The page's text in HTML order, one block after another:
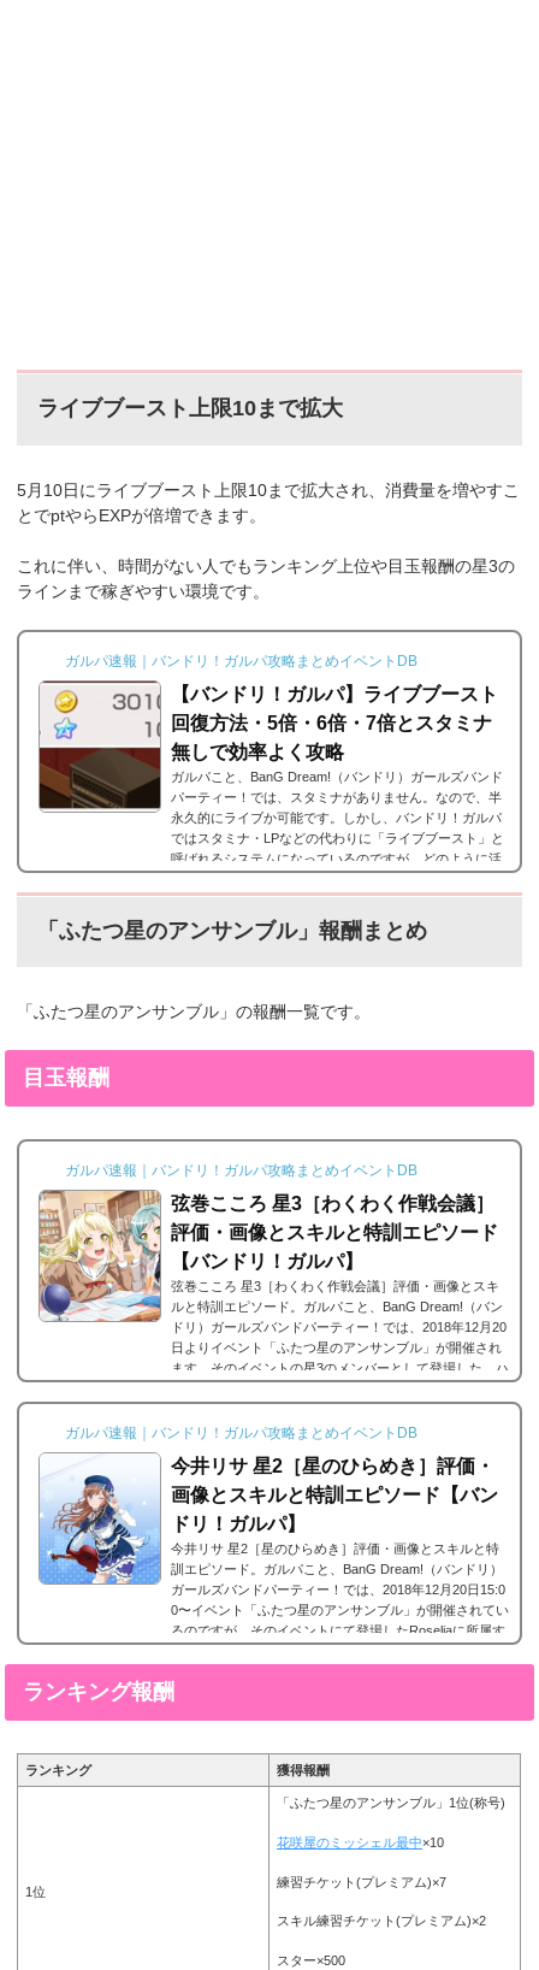
ライブブースト上限10まで拡大
5月10日にライブブースト上限10まで拡大され、消費量を増やすこ
とでptやらEXPが倍増できます。
これに伴い、時間がない人でもランキング上位や目玉報酬の星3の
ラインまで稼ぎやすい環境です。
ガルパ速報｜バンドリ！ガルパ攻略まとめイベントDB
【バンドリ！ガルパ】ライブブースト
回復方法・5倍・6倍・7倍とスタミナ
無しで効率よく攻略
ガルパこと、BanG Dream!（バンドリ）ガールズバンド
パーティー！では、スタミナがありません。なので、半
永久的にライブか可能です。しかし、バンドリ！ガルパ
ではスタミナ・LPなどの代わりに「ライブブースト」と
呼ばれるシステムになっているのですが、どのように活
ストについての解説とスタミナがないシステムをどのよ
うに活躍していけばいいのかをまとめました。※5月9日
のアップデートで上限や消費量が変わったので最新版に
「ふたつ星のアンサンブル」報酬まとめ
「ふたつ星のアンサンブル」の報酬一覧です。
目玉報酬
ガルパ速報｜バンドリ！ガルパ攻略まとめイベントDB
弦巻こころ 星3［わくわく作戦会議］
評価・画像とスキルと特訓エピソード
【バンドリ！ガルパ】
弦巻こころ 星3［わくわく作戦会議］評価・画像とスキ
ルと特訓エピソード。ガルパこと、BanG Dream!（バン
ドリ）ガールズバンドパーティー！では、2018年12月20
日よりイベント「ふたつ星のアンサンブル」が開催され
ます。そのイベントの星3のメンバーとして登場した、ハ
弦巻こころ 星3［わくわく作戦会議］。今回は、弦巻こ
ころ 星3［わくわく作戦会議］の画像と特技と評価のま
をタップ/クリックで画像拡大可能■特訓前■特訓...
ガルパ速報｜バンドリ！ガルパ攻略まとめイベントDB
今井リサ 星2［星のひらめき］評価・
画像とスキルと特訓エピソード【バン
ドリ！ガルパ】
今井リサ 星2［星のひらめき］評価・画像とスキルと特
訓エピソード。ガルパこと、BanG Dream!（バンドリ）
ガールズバンドパーティー！では、2018年12月20日15:0
0〜イベント「ふたつ星のアンサンブル」が開催されてい
るのですが、そのイベントにて登場したRoseliaに所属す
像と特技と評価のまとめです。今井リサ 星2［星のひら
ランキング報酬
ランキング 獲得報酬
1位
「ふたつ星のアンサンブル」1位(称号)
花咲屋のミッシェル最中×10
練習チケット(プレミアム)×7
スキル練習チケット(プレミアム)×2
スター×500